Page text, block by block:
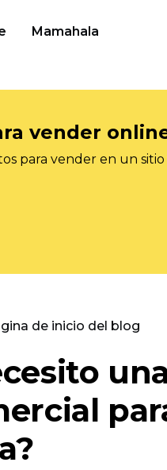
Mamahala
vender
para vender en un sitio
de inicio del blog